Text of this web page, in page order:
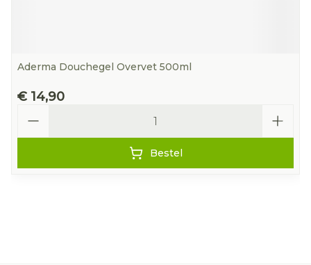
Aderma Douchegel Overvet 500ml
€ 14,90
Bestel